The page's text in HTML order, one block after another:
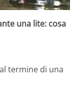
una lite: cosa
termine di una